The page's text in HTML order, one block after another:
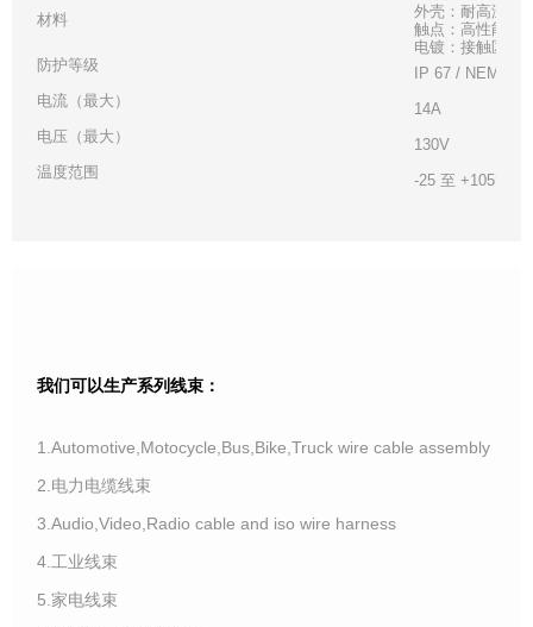
材料
外壳：耐高温白
触点：高性能铜
电镀：接触区 -
防护等级
IP 67 / NEMA 6P
电流（最大）
14A
电压（最大）
130V
温度范围
-25 至 +105°C
我们可以生产系列线束：
1.Automotive,Motocycle,Bus,Bike,Truck wire cable assembly
2.电力电缆线束
3.Audio,Video,Radio cable and iso wire harness
4.工业线束
5.家电线束